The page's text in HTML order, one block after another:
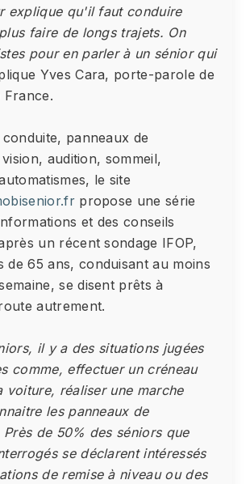
explique qu'il faut conduire
faire de longs trajets. On
pour en parler à un sénior qui
Yves Cara, porte-parole de
France.
panneaux de
audition, sommeil,
le site
propose une série
et des conseils
un récent sondage IFOP,
de 65 ans, conduisant au moins
se disent prêts à
autrement.
il y a des situations jugées
comme, effectuer un créneau
voiture, réaliser une marche
les panneaux de
de 50% des séniors que
se déclarent intéressés
de remise à niveau ou des